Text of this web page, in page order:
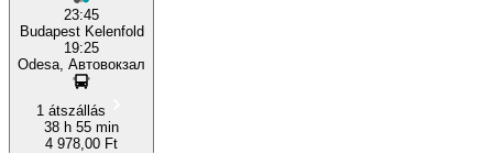
23:45
Budapest Kelenfold
19:25
Odesa, Автовокзал
1 átszállás
38 h 55 min
4 978,00 Ft